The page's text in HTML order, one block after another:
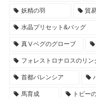
妖精の羽 貿
水晶プリセット&バッグ
真Ⅴベグのグローブ
フォレストロナロスのリン
首都バレンシア
馬育成 トビー